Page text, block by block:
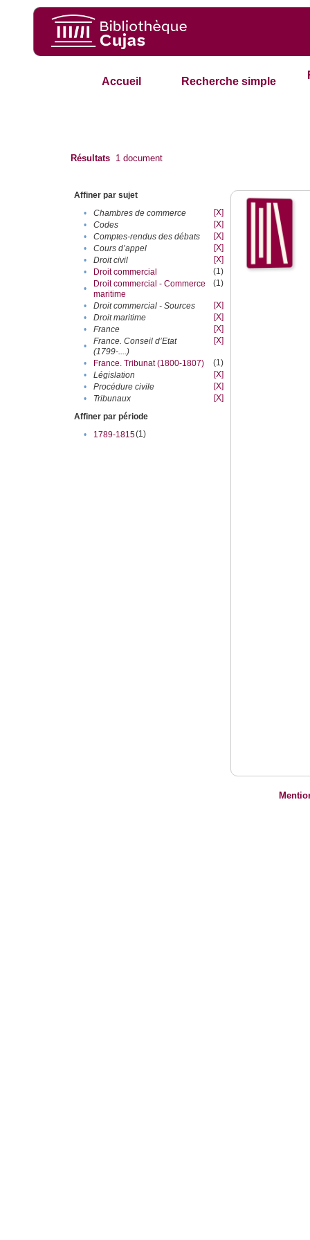
Accueil Recherche simple
Résultats 1 document
Affiner par sujet
•
Chambres de commerce
[X]
•
Codes
[X]
•
Comptes-rendus des débats
[X]
•
Cours d’appel
[X]
•
Droit civil
[X]
•
Droit commercial
(1)
•
Droit commercial - Commerce
maritime
(1)
• Droit commercial - Sources
[X]
•
Droit maritime
[X]
•
France
[X]
•
France. Conseil d’Etat
(1799-....)
[X]
• France. Tribunat (1800-1807)
(1)
•
Législation
[X]
•
Procédure civile
[X]
•
Tribunaux
[X]
Affiner par période
•
1789-1815(1)